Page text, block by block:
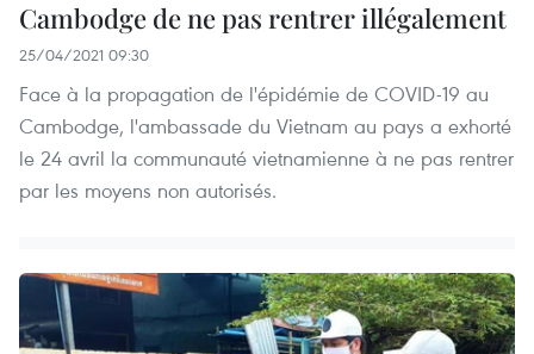
Cambodge de ne pas rentrer illégalement
25/04/2021 09:30
Face à la propagation de l'épidémie de COVID-19 au
Cambodge, l'ambassade du Vietnam au pays a exhorté
le 24 avril la communauté vietnamienne à ne pas rentrer
par les moyens non autorisés.